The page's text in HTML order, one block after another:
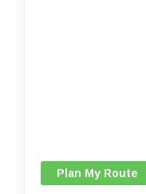
Plan My Route